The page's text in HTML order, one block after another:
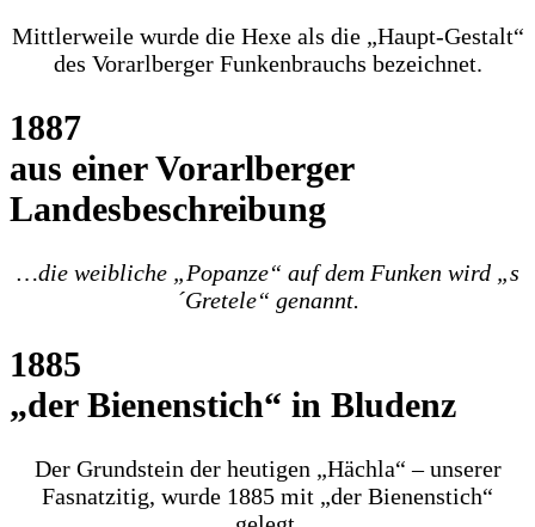
Mittlerweile wurde die Hexe als die „Haupt-Gestalt“
des Vorarlberger Funkenbrauchs bezeichnet.
1887
aus einer Vorarlberger
Landesbeschreibung
…die weibliche „Popanze“ auf dem Funken wird „s
´Gretele“ genannt.
1885
„der Bienenstich“ in Bludenz
Der Grundstein der heutigen „Hächla“ – unserer
Fasnatzitig, wurde 1885 mit „der Bienenstich“